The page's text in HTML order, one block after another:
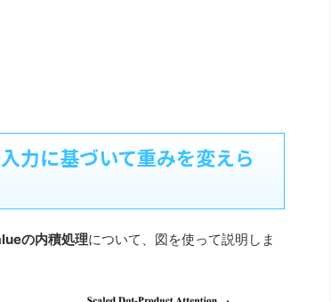
に基づいて重みを変えら
の内積処理について、図を使って説明しま